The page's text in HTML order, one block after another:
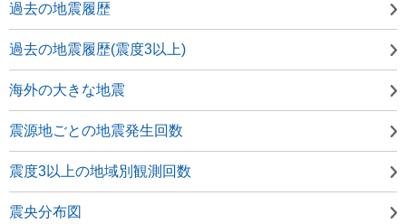
過去の地震履歴
過去の地震履歴(震度3以上)
海外の大きな地震
震源地ごとの地震発生回数
震度3以上の地域別観測回数
震央分布図